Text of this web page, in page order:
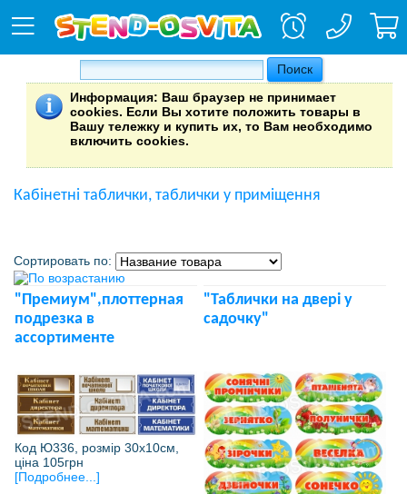
Информация: Ваш браузер не принимает
cookies. Если Вы хотите положить товары в
Вашу тележку и купить их, то Вам необходимо
включить cookies.
Кабінетні таблички, таблички у приміщення
Сортировать по:
"Премиум",плоттерная
подрезка в
ассортименте
Код Ю336, розмір 30х10см,
ціна 105грн
[Подробнее...]
"Таблички на двері у
садочку"